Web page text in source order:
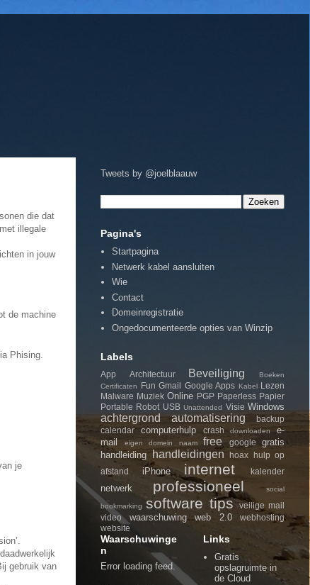
die dat
illegale
in jouw
de machine
Phising.
je
gebruik van
Tweets by @joelblaauw
Pagina's
Startpagina
Netwerk kabel aansluiten
Wie
Contact
Domeinregistratie
Ongedocumenteerde opties van Winzip
Labels
App Architectuur Beveiliging
Boeken
Certificaten
Fun Gmail Google Apps Kabel Lezen
Malware Muziek Online PGP Paperless Papier
Portable Robot USB Unattended Visie Windows
achtergrond automatisering
backup
calendar
computerhulp crash downloaden
e-
mail
eigen domein naam free google
gratis
handleiding handleidingen hoax hulp op
afstand
iPhone internet kalender
netwerk professioneel social
bookmarking software tips
veilige mail
video
waarschuwing web 2.0
webhosting
website
Waarschuwinge
n
Error loading feed.
Links
Gratis
opslagruimte in
de Cloud